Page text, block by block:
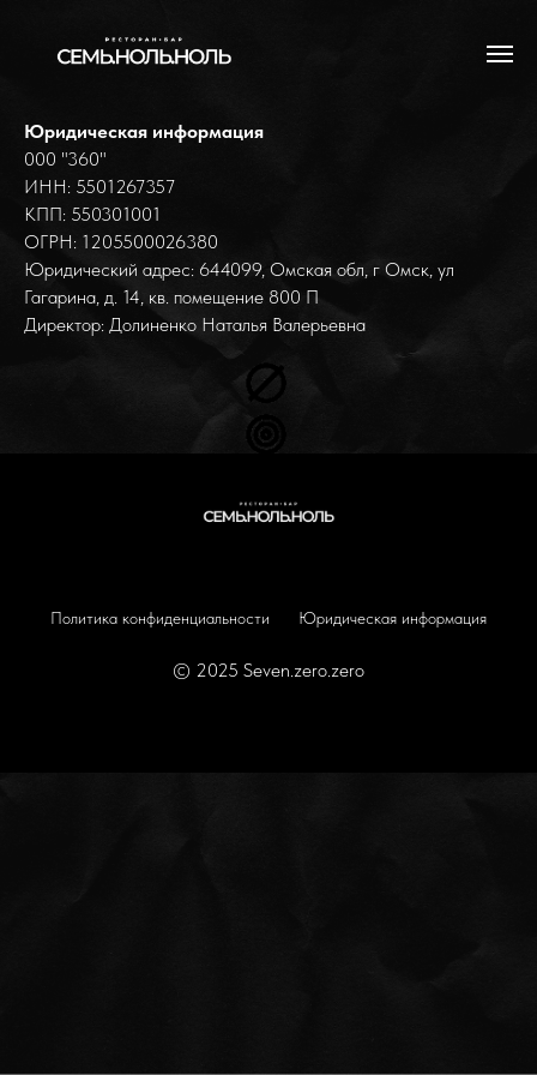
Юридическая информация
000 "360"
ИНН: 5501267357
КПП: 550301001
ОГРН: 1205500026380
Юридический адрес: 644099, Омская обл, г Омск, ул
Гагарина, д. 14, кв. помещение 800 П
Директор: Долиненко Наталья Валерьевна
Политика конфиденциальности Юридическая информация
© 2025 Seven.zero.zero